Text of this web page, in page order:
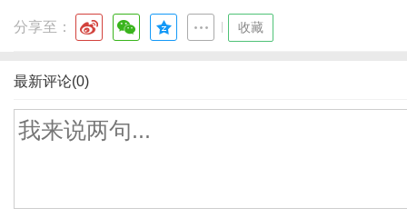
分享至： 收藏
最新评论(0)